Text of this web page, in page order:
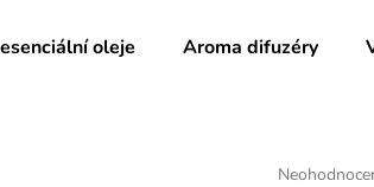
oleje Aroma difuzéry
Průměrné